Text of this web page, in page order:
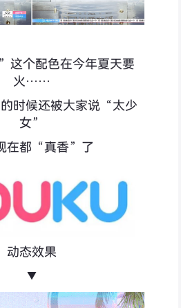
这个配色在今年夏天要
火……
时候还被大家说“太少
女”
在都“真香”了
动态效果
▼